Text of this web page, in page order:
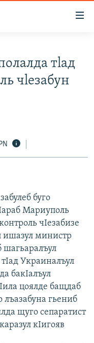
тlад
чlезабун
буго
Мариуполь
чIезабизе
ишазул министр
шагьаралъул
Украиналъул
бакIалъул
цоялде бащдаб
лъазабуна гьениб
щуго сепаратист
кIигояв